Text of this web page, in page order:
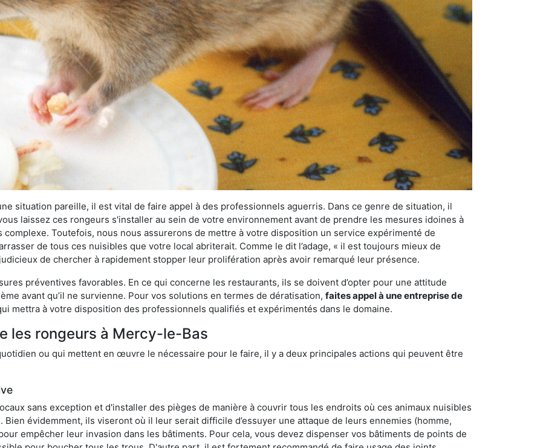
situation pareille, il est vital de faire appel à des professionnels aguerris. Dans ce genre de situation, il
laissez ces rongeurs s'installer au sein de votre environnement avant de prendre les mesures idoines à
Toutefois, nous nous assurerons de mettre à votre disposition un service expérimenté de
de tous ces nuisibles que votre local abriterait. Comme le dit l’adage, « il est toujours mieux de
de chercher à rapidement stopper leur prolifération après avoir remarqué leur présence.
préventives favorables. En ce qui concerne les restaurants, ils se doivent d’opter pour une attitude
avant qu’il ne survienne. Pour vos solutions en termes de dératisation, faites appel à une entreprise de
mettra à votre disposition des professionnels qualifiés et expérimentés dans le domaine.
les rongeurs à Mercy-le-Bas
ou qui mettent en œuvre le nécessaire pour le faire, il y a deux principales actions qui peuvent être
sans exception et d'installer des pièges de manière à couvrir tous les endroits où ces animaux nuisibles
évidemment, ils viseront où il leur serait difficile d’essuyer une attaque de leurs ennemies (homme,
empêcher leur invasion dans les bâtiments. Pour cela, vous devez dispenser vos bâtiments de points de